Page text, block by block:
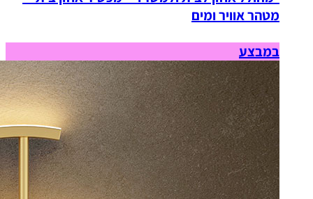
מטהר אוויר ומים
במבצע